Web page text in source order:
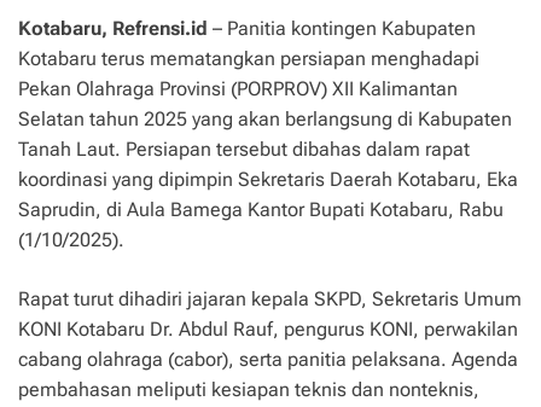
Kotabaru, Refrensi.id – Panitia kontingen Kabupaten
Kotabaru terus mematangkan persiapan menghadapi
Pekan Olahraga Provinsi (PORPROV) XII Kalimantan
Selatan tahun 2025 yang akan berlangsung di Kabupaten
Tanah Laut. Persiapan tersebut dibahas dalam rapat
koordinasi yang dipimpin Sekretaris Daerah Kotabaru, Eka
Saprudin, di Aula Bamega Kantor Bupati Kotabaru, Rabu
(1/10/2025).
Rapat turut dihadiri jajaran kepala SKPD, Sekretaris Umum
KONI Kotabaru Dr. Abdul Rauf, pengurus KONI, perwakilan
cabang olahraga (cabor), serta panitia pelaksana. Agenda
pembahasan meliputi kesiapan teknis dan nonteknis,